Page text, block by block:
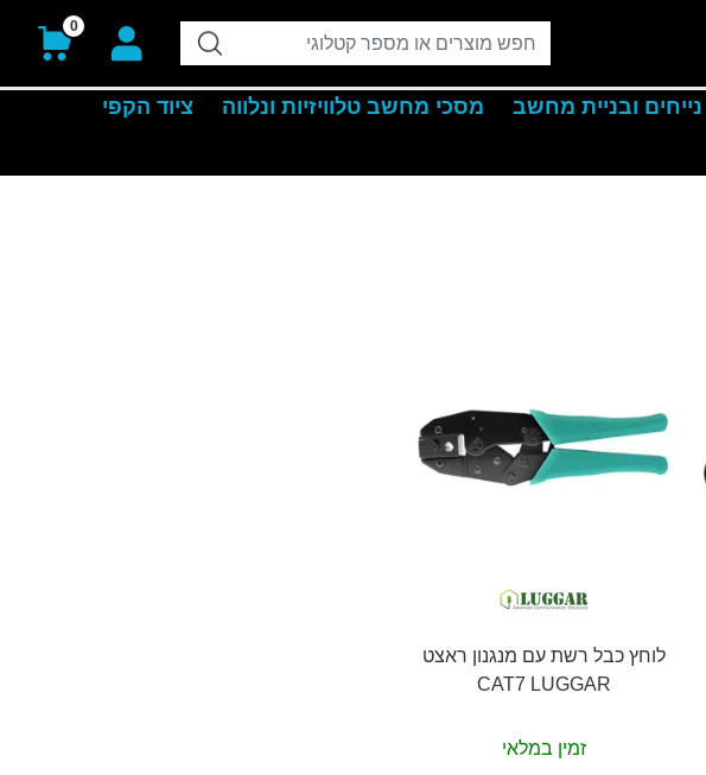
0
ובניית מחשב מסכי מחשב טלוויזיות ונלווה ציוד הקפי
לוחץ כבל רשת עם מנגנון ראצט
CAT7 LUGGAR
זמין במלאי